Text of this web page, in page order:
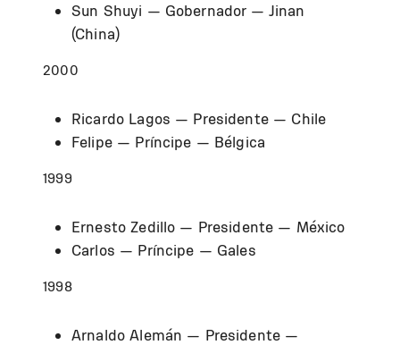
Sun Shuyi — Gobernador — Jinan
(China)
2000
Ricardo Lagos — Presidente — Chile
Felipe — Príncipe — Bélgica
1999
Ernesto Zedillo — Presidente — México
Carlos — Príncipe — Gales
1998
Arnaldo Alemán — Presidente —